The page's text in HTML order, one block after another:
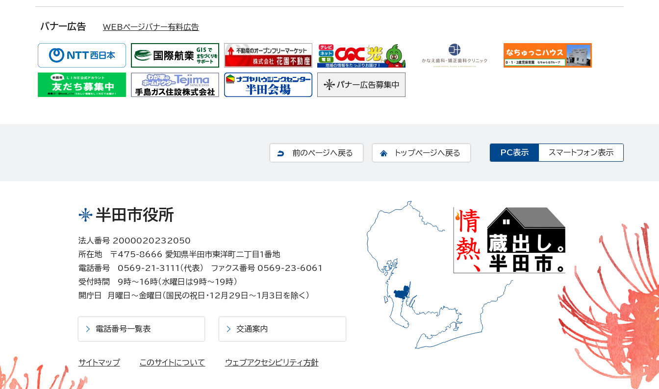
バナー広告 WEBページバナー有料広告
前のページへ戻る トップページへ戻る PC表示 スマートフォン表示
半田市役所
法人番号 2000020232050
所在地 〒475-8666 愛知県半田市東洋町二丁目1番地
電話番号 0569-21-3111（代表） ファクス番号 0569-23-6061
受付時間 9時～16時（水曜日は9時～19時）
開庁日 月曜日～金曜日（国民の祝日・12月29日～1月3日を除く）
電話番号一覧表 交通案内
サイトマップ このサイトについて ウェブアクセシビリティ方針